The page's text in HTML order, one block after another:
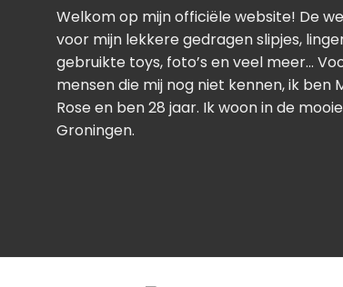
Welkom op mijn officiële website! De
voor mijn lekkere gedragen slipjes,
gebruikte toys, foto’s en veel meer…
mensen die mij nog niet kennen, ik ben
Rose en ben 28 jaar. Ik woon in de
Groningen.